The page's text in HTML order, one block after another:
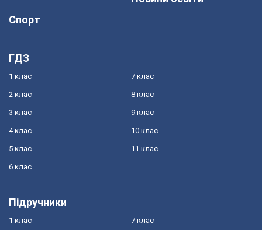
Спорт
ГДЗ
1 клас
2 клас
3 клас
4 клас
5 клас
6 клас
7 клас
8 клас
9 клас
10 клас
11 клас
Підручники
1 клас 7 клас